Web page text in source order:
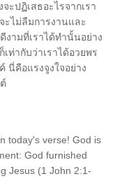
ะปฏิเสธอะไรจากเรา
ะไม่ลืมการงานและ
ามที่เราได้ทำนั้นอย่าง
ท่ากับว่าเราได้อวยพร
นี่คือแรงจูงใจอย่าง
today's verse! God is
God furnished
Jesus (1 John 2:1-